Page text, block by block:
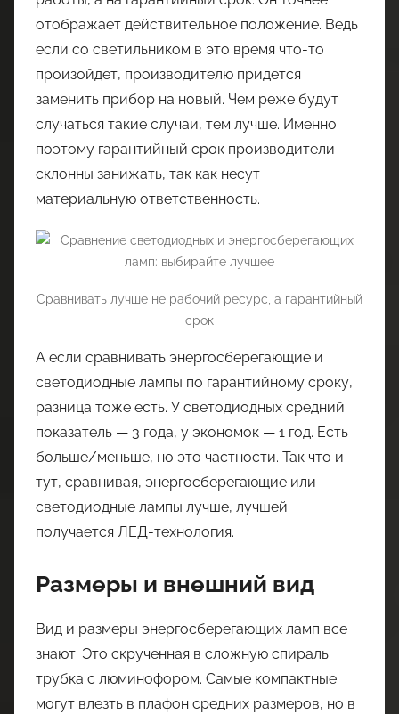
отображает действительное положение. Ведь
если со светильником в это время что-то
произойдет, производителю придется
заменить прибор на новый. Чем реже будут
случаться такие случаи, тем лучше. Именно
поэтому гарантийный срок производители
склонны занижать, так как несут
материальную ответственность.
Сравнивать лучше не рабочий ресурс, а гарантийный
срок
А если сравнивать энергосберегающие и
светодиодные лампы по гарантийному сроку,
разница тоже есть. У светодиодных средний
показатель — 3 года, у экономок — 1 год. Есть
больше/меньше, но это частности. Так что и
тут, сравнивая, энергосберегающие или
светодиодные лампы лучше, лучшей
получается ЛЕД-технология.
Размеры и внешний вид
Вид и размеры энергосберегающих ламп все
знают. Это скрученная в сложную спираль
трубка с люминофором. Самые компактные
могут влезть в плафон средних размеров, но в